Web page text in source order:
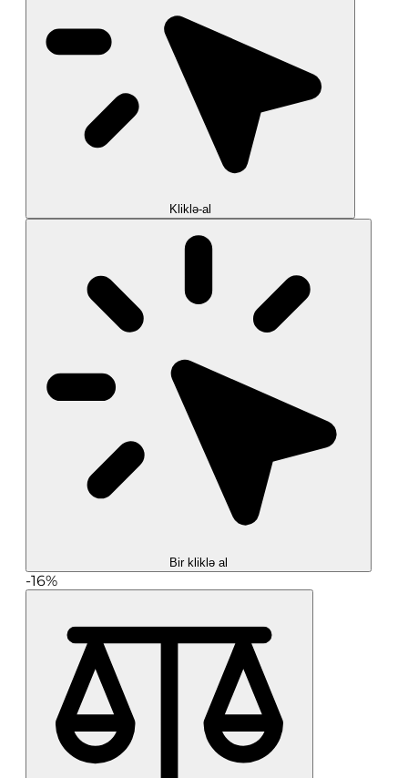
Kliklə-al
Bir kliklə al
-16%